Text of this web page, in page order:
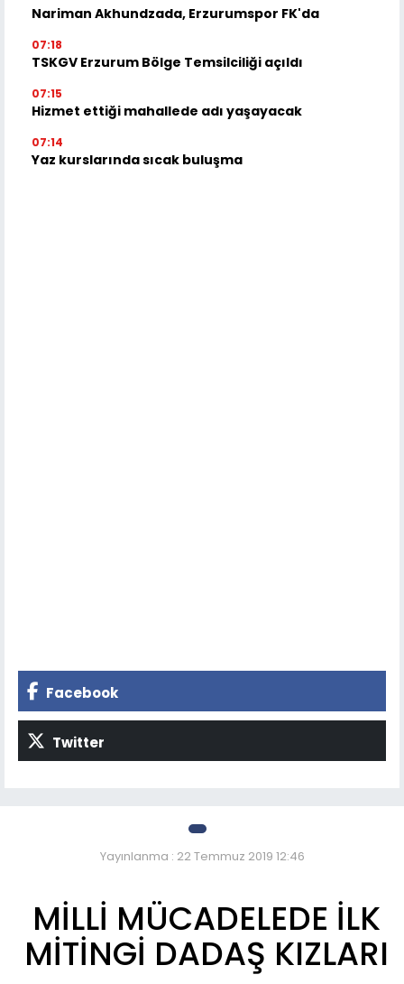
Nariman Akhundzada, Erzurumspor FK'da
07:18
TSKGV Erzurum Bölge Temsilciliği açıldı
07:15
Hizmet ettiği mahallede adı yaşayacak
07:14
Yaz kurslarında sıcak buluşma
Facebook
Twitter
Yayınlanma : 22 Temmuz 2019 12:46
MİLLİ MÜCADELEDE İLK
MİTİNGİ DADAŞ KIZLARI